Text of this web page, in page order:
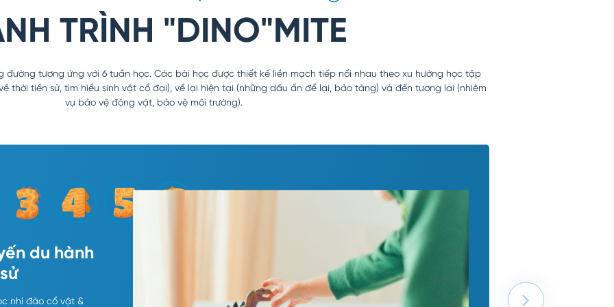
TRÌNH "DINO"MITE
đường tương ứng với 6 tuần học. Các bài học được thiết kế liền mạch tiếp nối nhau theo xu hướng học tập
thời tiền sử, tìm hiểu sinh vật cổ đại), về lại hiện tại (những dấu ấn để lại, bảo tàng) và đến tương lai (nhiệm
vụ bảo vệ động vật, bảo vệ môi trường).
du hành
nhí đào cổ vật &
vật cổ đại
khủng long - đặc
ăn thịt - ăn cỏ
thổ rộng lớn
và lãnh thổ của khủng
mất bí ẩn
khủng long - Hoạt
ấn kỷ Jura
- Bảo tàng khủng
hóa trang
long - Tham quan